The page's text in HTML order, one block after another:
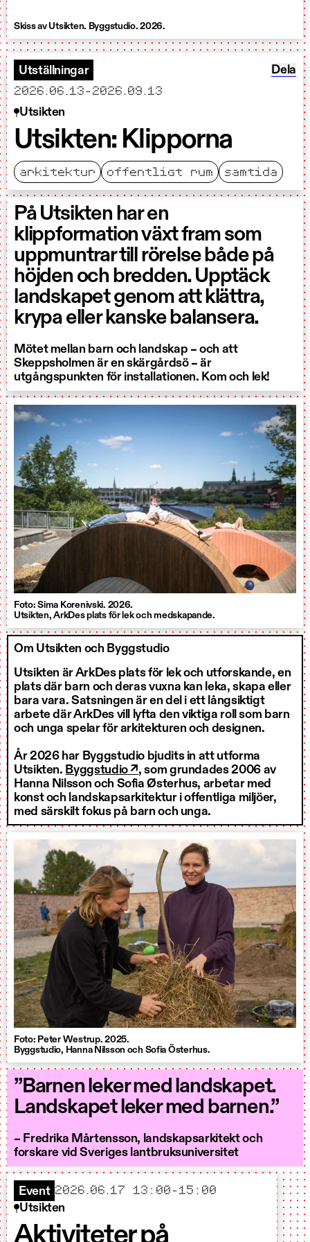
Skiss av Utsikten. Byggstudio. 2026.
Utställningar
startar
2026.06.13- slutar
2026.09.13
Dela
Dela
Utsikten
Utsikten: Klipporna
arkitektur offentligt rum samtida
På Utsikten har en
klippformation växt fram som
uppmuntrar till rörelse både på
höjden och bredden. Upptäck
landskapet genom att klättra,
krypa eller kanske balansera.
Mötet mellan barn och landskap – och att
Skeppsholmen är en skärgårdsö – är
utgångspunkten för installationen. Kom och lek!
Foto: Sima Korenivski. 2026.
Utsikten, ArkDes plats för lek och medskapande.
Om Utsikten och Byggstudio
Utsikten är ArkDes plats för lek och utforskande, en
plats där barn och deras vuxna kan leka, skapa eller
bara vara. Satsningen är en del i ett långsiktigt
arbete där ArkDes vill lyfta den viktiga roll som barn
och unga spelar för arkitekturen och designen.
År 2026 har Byggstudio bjudits in att utforma
Utsikten. Byggstudio ↗, som grundades 2006 av
Hanna Nilsson och Sofia Østerhus, arbetar med
konst och landskapsarkitektur i offentliga miljöer,
med särskilt fokus på barn och unga.
Foto: Peter Westrup. 2025.
Byggstudio, Hanna Nilsson och Sofia Österhus.
”Barnen leker med landskapet.
Landskapet leker med barnen.”
– Fredrika Mårtensson, landskapsarkitekt och
forskare vid Sveriges lantbruksuniversitet
Event 2026.06.17 13:00-15:00
Utsikten
Aktiviteter på